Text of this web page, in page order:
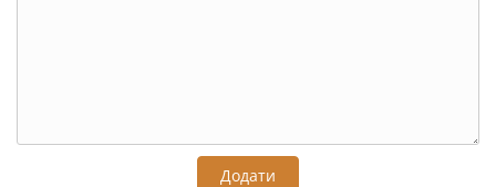
Додати